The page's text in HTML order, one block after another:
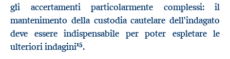
gli accertamenti particolarmente complessi: il
mantenimento della custodia cautelare dell'indagato
deve essere indispensabile per poter espletare le
ulteriori indagini15.